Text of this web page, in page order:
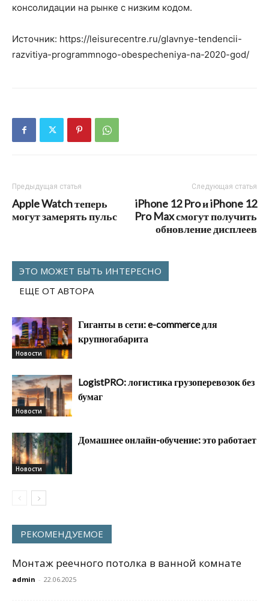
консолидации на рынке с низким кодом.
Источник: https://leisurecentre.ru/glavnye-tendencii-
razvitiya-programmnogo-obespecheniya-na-2020-god/
Предыдущая статья
Apple Watch теперь
могут замерять пульс
Следующая статья
iPhone 12 Pro и iPhone 12
Pro Max смогут получить
обновление дисплеев
ЭТО МОЖЕТ БЫТЬ ИНТЕРЕСНО
ЕЩЕ ОТ АВТОРА
Новости
Гиганты в сети: e-commerce для
крупногабарита
Новости
LogistPRO: логистика грузоперевозок без
бумаг
Новости
Домашнее онлайн-обучение: это работает
РЕКОМЕНДУЕМОЕ
Монтаж реечного потолка в ванной комнате
admin - 22.06.2025